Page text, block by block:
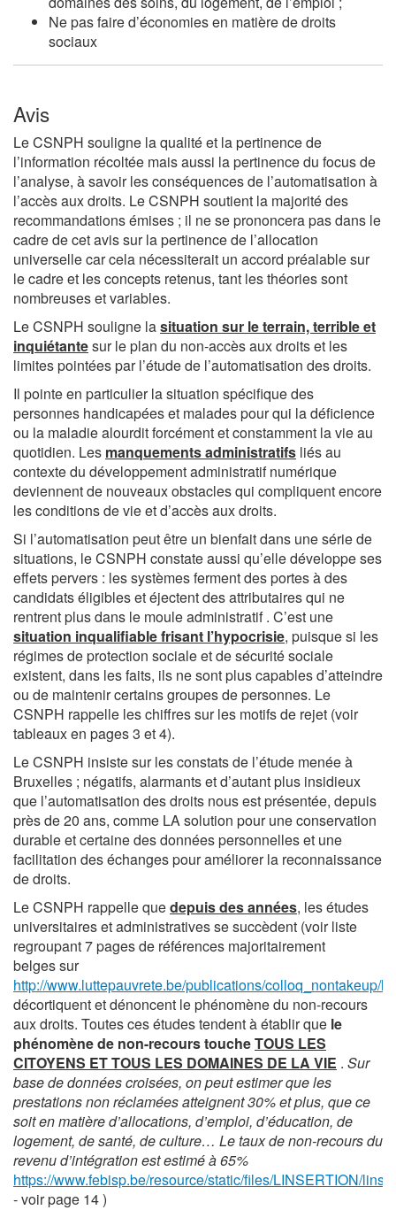
Ne pas faire d’économies en matière de droits
sociaux
Avis
Le CSNPH souligne la qualité et la pertinence de
l’information récoltée mais aussi la pertinence du focus de
l’analyse, à savoir les conséquences de l’automatisation à
l’accès aux droits. Le CSNPH soutient la majorité des
recommandations émises ; il ne se prononcera pas dans le
cadre de cet avis sur la pertinence de l’allocation
universelle car cela nécessiterait un accord préalable sur
le cadre et les concepts retenus, tant les théories sont
nombreuses et variables.
Le CSNPH souligne lasituation sur le terrain, terrible et
inquiétantesur le plan du non-accès aux droits et les
limites pointées par l’étude de l’automatisation des droits.
Il pointe en particulier la situation spécifique des
personnes handicapées et malades pour qui la déficience
ou la maladie alourdit forcément et constamment la vie au
quotidien. Les manquements administratifs liés au
contexte du développement administratif numérique
deviennent de nouveaux obstacles qui compliquent encore
les conditions de vie et d’accès aux droits.
Si l’automatisation peut être un bienfait dans une série de
situations, le CSNPH constate aussi qu’elle développe ses
effets pervers : les systèmes ferment des portes à des
candidats éligibles et éjectent des attributaires qui ne
rentrent plus dans le moule administratif . C’est une
situation inqualifiable frisant l’hypocrisie, puisque si les
régimes de protection sociale et de sécurité sociale
existent, dans les faits, ils ne sont plus capables d’atteindre
ou de maintenir certains groupes de personnes. Le
CSNPH rappelle les chiffres sur les motifs de rejet (voir
tableaux en pages 3 et 4).
Le CSNPH insiste sur les constats de l’étude menée à
Bruxelles ; négatifs, alarmants et d’autant plus insidieux
que l’automatisation des droits nous est présentée, depuis
près de 20 ans, comme LA solution pour une conservation
durable et certaine des données personnelles et une
facilitation des échanges pour améliorer la reconnaissance
de droits.
Le CSNPH rappelle quedepuis des années, les études
universitaires et administratives se succèdent (voir liste
regroupant 7 pages de références majoritairement
belges sur
http://www.luttepauvrete.be/publications/colloq_nontakeup/
décortiquent et dénoncent le phénomène du non-recours
aux droits. Toutes ces études tendent à établir que le
phénomène de non-recours toucheTOUS LES
CITOYENS ET TOUS LES DOMAINES DE LA VIE . Sur
base de données croisées, on peut estimer que les
prestations non réclamées atteignent 30% et plus, que ce
soit en matière d’allocations, d’emploi, d’éducation, de
logement, de santé, de culture… Le taux de non-recours du
revenu d’intégration est estimé à 65%
https://www.febisp.be/resource/static/files/LINSERTION/
- voir page 14 )